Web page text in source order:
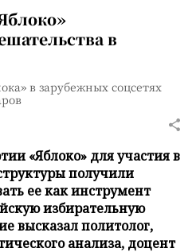
в
в зарубежных соцсетях
«Яблоко» для участия в
получили
ее как инструмент
избирательную
высказал политолог,
анализа, доцент